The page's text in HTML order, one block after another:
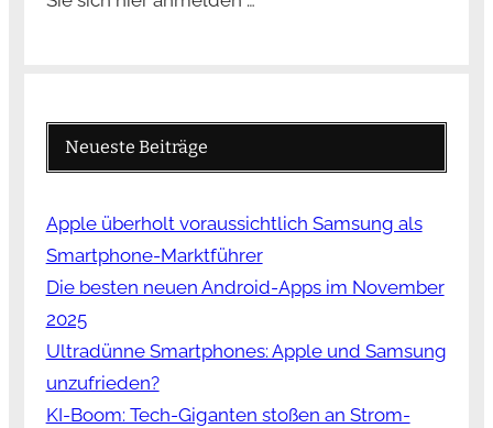
Neueste Beiträge
Apple überholt voraussichtlich Samsung als
Smartphone-Marktführer
Die besten neuen Android-Apps im November
2025
Ultradünne Smartphones: Apple und Samsung
unzufrieden?
KI-Boom: Tech-Giganten stoßen an Strom-